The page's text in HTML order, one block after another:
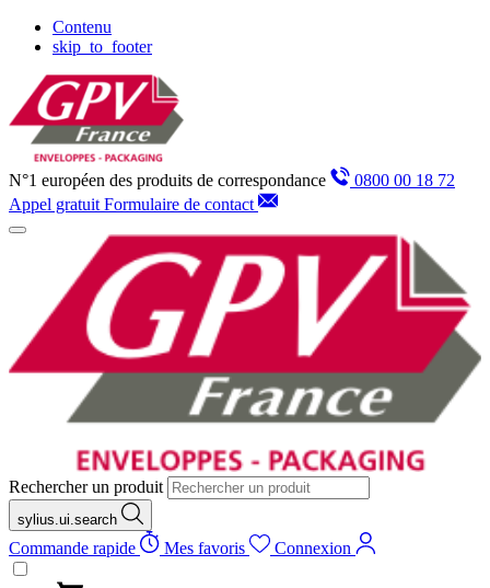
Contenu
skip_to_footer
N°1 européen des produits de correspondance
0800 00 18 72
Appel gratuit Formulaire de contact
Rechercher un produit
sylius.ui.search
Commande rapide Mes favoris Connexion